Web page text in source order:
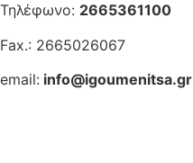
Τηλέφωνο: 2665361100
Fax.: 2665026067
email: info@igoumenitsa.gr